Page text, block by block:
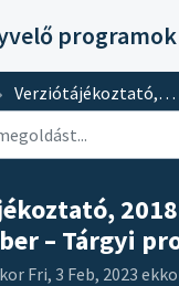
programok
Verziótájékoztató, 2018. szeptember – Tárgyi program
– Tárgyi
Fri, 3 Feb, 2023